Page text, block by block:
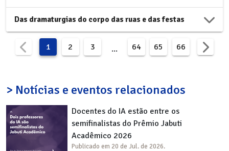
Das dramaturgias do corpo das ruas e das festas
1 2 3 ... 64 65 66
> Notícias e eventos relacionados
Docentes do IA estão entre os
semifinalistas do Prêmio Jabuti
Acadêmico 2026
Publicado em 20 de Jul. de 2026.